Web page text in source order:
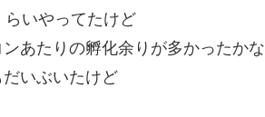
いやってたけど
あたりの孵化余りが多かったかな
いぶいたけど